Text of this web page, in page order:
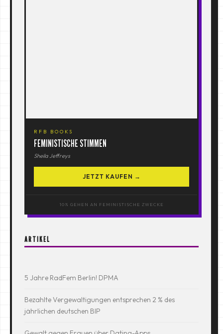
RFB BOOKS
FEMINISTISCHE STIMMEN
Sheila Jeffreys
JETZT KAUFEN →
10% GEHEN AN FEMINISTISCHE ZWECKE
ARTIKEL
5 Jahre RadFem Berlin! DPMA
Bezahlte Vergewaltigungen entsprechen 2 % des
jährlichen deutschen BIP